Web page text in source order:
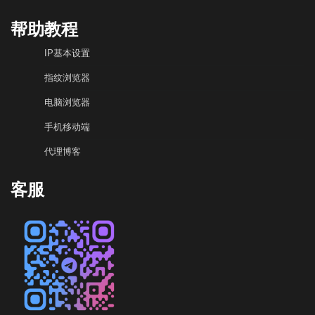
帮助教程
IP基本设置
指纹浏览器
电脑浏览器
手机移动端
代理博客
客服